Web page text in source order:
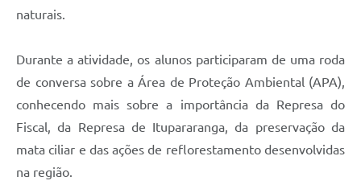
naturais.
Durante a atividade, os alunos participaram de uma roda
de conversa sobre a Área de Proteção Ambiental (APA),
conhecendo mais sobre a importância da Represa do
Fiscal, da Represa de Itupararanga, da preservação da
mata ciliar e das ações de reflorestamento desenvolvidas
na região.